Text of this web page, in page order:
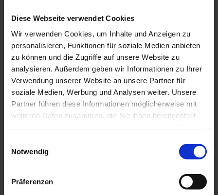
Diese Webseite verwendet Cookies
Wir verwenden Cookies, um Inhalte und Anzeigen zu
personalisieren, Funktionen für soziale Medien anbieten
zu können und die Zugriffe auf unsere Website zu
analysieren. Außerdem geben wir Informationen zu Ihrer
Verwendung unserer Website an unsere Partner für
soziale Medien, Werbung und Analysen weiter. Unsere
Partner führen diese Informationen möglicherweise mit
weiteren Daten zusammen, die Sie ihnen bereitgestellt
Notwendig
Präferenzen